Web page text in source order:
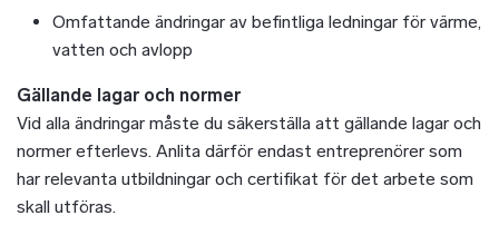
Omfattande ändringar av befintliga ledningar för värme,
vatten och avlopp
Gällande lagar och normer
Vid alla ändringar måste du säkerställa att gällande lagar och
normer efterlevs. Anlita därför endast entreprenörer som
har relevanta utbildningar och certifikat för det arbete som
skall utföras.